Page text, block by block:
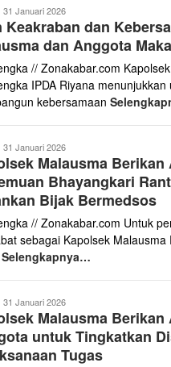
31 Januari 2026
Keakraban dan
dan Anggota
// Zonakabar.com
IPDA Riyana
kebersamaan
31 Januari 2026
Malausma Berikan
Bhayangkari
Bijak Bermedsos
// Zonakabar.com Untuk
sebagai Kapolsek Malausma
Selengkapnya…
31 Januari 2026
Malausma Berikan
untuk Tingkatkan
Tugas